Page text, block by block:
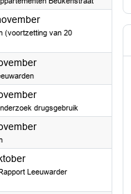
2023
(voortzetting van 20
2023
2023
drugsgebruik
2023
2023
Leeuwarder